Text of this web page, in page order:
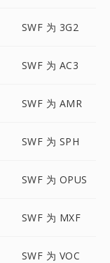
SWF 为 3G2
SWF 为 AC3
SWF 为 AMR
SWF 为 SPH
SWF 为 OPUS
SWF 为 MXF
SWF 为 VOC